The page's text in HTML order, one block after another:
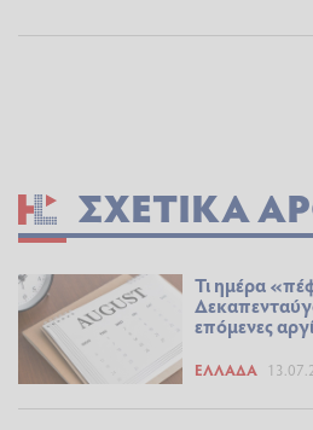
ΣΧΕΤΙΚΆ
Τι ημέρα
επόμενες
ΕΛΛΆΔΑ